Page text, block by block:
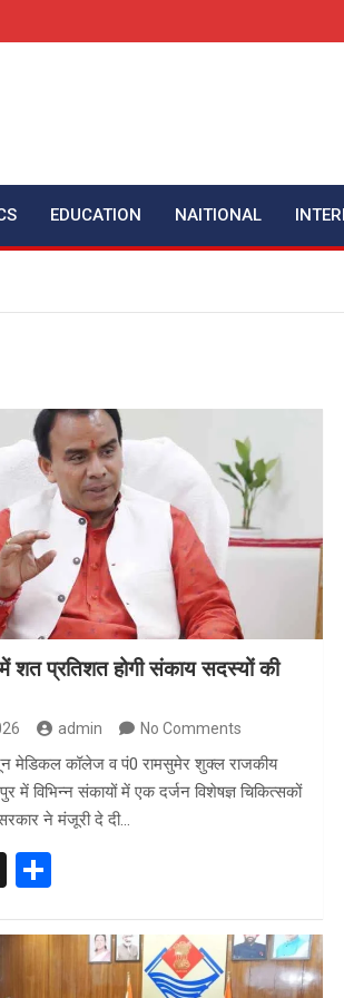
EDUCATION NAITIONAL
शत प्रतिशत होगी संकाय सदस्यों की
admin No Comments
मेडिकल कॉलेज व पं0 रामसुमेर शुक्ल राजकीय
विभिन्न संकायों में एक दर्जन विशेषज्ञ चिकित्सकों
ने मंजूरी दे दी…
X
ar
e